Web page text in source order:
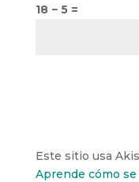
18 − 5 =
Este sitio usa
Aprende cómo